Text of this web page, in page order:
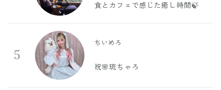
食とカフェで感じた癒し時間🍃
5
ちいめろ
祝🌸琉ちゃろ